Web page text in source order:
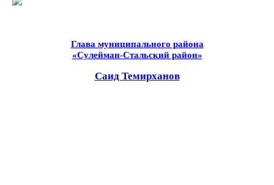
Глава муниципального района
«Сулейман-Стальский район»
Саид Темирханов